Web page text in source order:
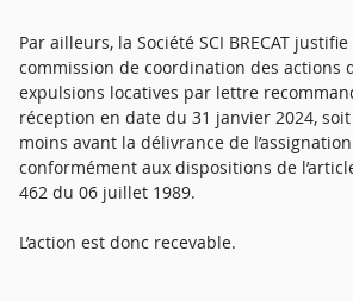
Par ailleurs, la Société SCI BRECAT
commission de coordination des actions
expulsions locatives par lettre
réception en date du 31 janvier 2024,
moins avant la délivrance de
conformément aux dispositions de
462 du 06 juillet 1989.
L’action est donc recevable.